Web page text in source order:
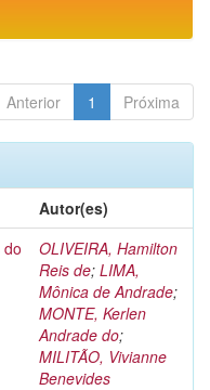
Anterior 1 Próxima
Autor(es)
OLIVEIRA, Hamilton
Reis de; LIMA,
Mônica de Andrade;
MONTE, Kerlen
Andrade do;
MILITÃO, Vivianne
Benevides